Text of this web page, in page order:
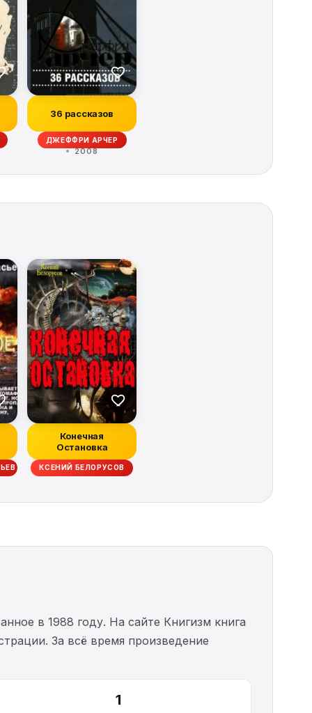
36 рассказов
ДЖЕФФРИ АРЧЕР
2008
Конечная
Остановка
КСЕНИЙ БЕЛОРУСОВ
в 1988 году. На сайте Книгизм книга
За всё время произведение
1